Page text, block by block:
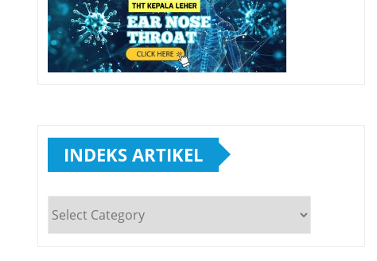
INDEKS ARTIKEL
INDEKS